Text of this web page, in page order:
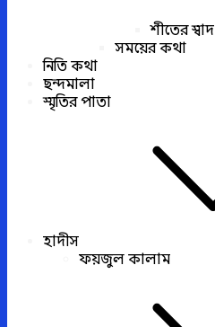
শীতের স্বাদ
সময়ের কথা
নিতি কথা
ছন্দমালা
স্মৃতির পাতা
হাদীস
ফয়জুল কালাম